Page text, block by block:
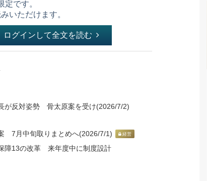
定です。
いただけます。
ログインして全文を読む
が反対姿勢 骨太原案を受け(2026/7/2)
7月中旬取りまとめへ(2026/7/1) 経営
障13の改革 来年度中に制度設計